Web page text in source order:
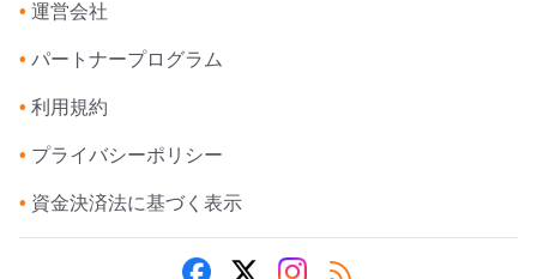
• 運営会社
• パートナープログラム
• 利用規約
• プライバシーポリシー
• 資金決済法に基づく表示